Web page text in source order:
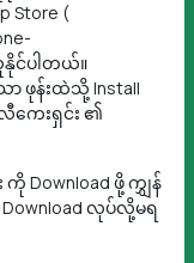
Store (
နိုင်ပါတယ်။
ာ ဖုန်းထဲသို့ Install
ကေးရှင်း ၏
Download ဖို့ ကျွှန်
Download လုပ်လို့မရ